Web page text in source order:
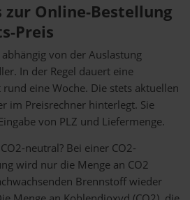
zur Online-Bestellung
Preis
von der Auslastung
In der Regel dauert eine
eine Woche. Die stets aktuellen
im Preisrechner hinterlegt. Sie
von PLZ und Liefermenge.
neutral? Bei einer CO2-
wird nur die Menge an CO2
Brennstoff wieder